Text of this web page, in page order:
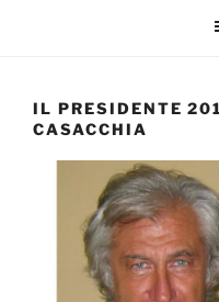
IL PRESIDENTE
CASACCHIA